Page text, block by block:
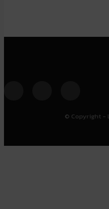
© Copyright -